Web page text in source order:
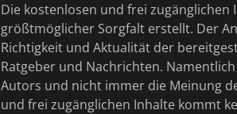
Die kostenlosen und frei
größtmöglicher Sorgfalt erstellt. Der
Richtigkeit und Aktualität der
Ratgeber und Nachrichten.
Autors und nicht immer die Meinung
und frei zugänglichen Inhalte kommt